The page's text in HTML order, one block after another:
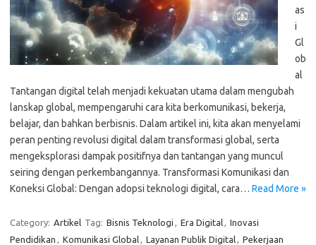
as
i
Gl
ob
al
Tantangan digital telah menjadi kekuatan utama dalam mengubah
lanskap global, mempengaruhi cara kita berkomunikasi, bekerja,
belajar, dan bahkan berbisnis. Dalam artikel ini, kita akan menyelami
peran penting revolusi digital dalam transformasi global, serta
mengeksplorasi dampak positifnya dan tantangan yang muncul
seiring dengan perkembangannya. Transformasi Komunikasi dan
Koneksi Global: Dengan adopsi teknologi digital, cara… Read More »
Category: Artikel Tag: Bisnis Teknologi , Era Digital, Inovasi
Pendidikan , Komunikasi Global, Layanan Publik Digital, Pekerjaan